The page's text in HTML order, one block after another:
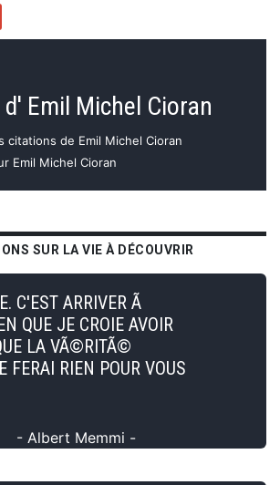
Emil Michel Cioran
de Emil Michel Cioran
Emil Michel Cioran
SUR LA VIE À DÉCOUVRIR
C'EST ARRIVER Ã
QUE JE CROIE AVOIR
LA VÃ©RITÃ©
FERAI RIEN POUR VOUS
- Albert Memmi -